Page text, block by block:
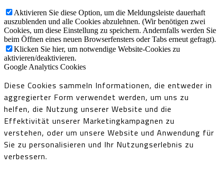
Aktivieren Sie diese Option, um die Meldungsleiste dauerhaft
auszublenden und alle Cookies abzulehnen. (Wir benötigen zwei
Cookies, um diese Einstellung zu speichern. Andernfalls werden Sie
beim Öffnen eines neuen Browserfensters oder Tabs erneut gefragt).
Klicken Sie hier, um notwendige Website-Cookies zu
aktivieren/deaktivieren.
Google Analytics Cookies
Diese Cookies sammeln Informationen, die entweder in
aggregierter Form verwendet werden, um uns zu
helfen, die Nutzung unserer Website und die
Effektivität unserer Marketingkampagnen zu
verstehen, oder um unsere Website und Anwendung für
Sie zu personalisieren und Ihr Nutzungserlebnis zu
verbessern.